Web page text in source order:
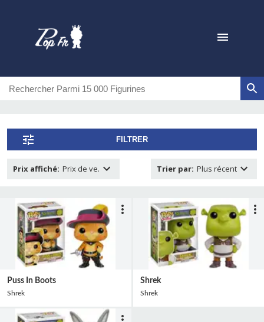
FILTRER
Prix affiché: Prix de ve. Trier par: Plus récent
Puss In Boots
Shrek
Shrek
Shrek